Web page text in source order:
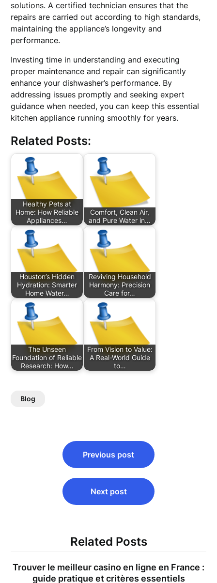
solutions. A certified technician ensures that the
repairs are carried out according to high standards,
maintaining the appliance’s longevity and
performance.
Investing time in understanding and executing
proper maintenance and repair can significantly
enhance your dishwasher’s performance. By
addressing issues promptly and seeking expert
guidance when needed, you can keep this essential
kitchen appliance running smoothly for years.
Related Posts:
Healthy Pets at
Home: How Reliable
Appliances…
Comfort, Clean Air,
and Pure Water in…
Houston’s Hidden
Hydration: Smarter
Home Water…
Reviving Household
Harmony: Precision
Care for…
The Unseen
Foundation of Reliable
Research: How…
From Vision to Value:
A Real-World Guide
to…
Blog
navigation
Previous post
Next post
Related Posts
Trouver le meilleur casino en ligne en France :
guide pratique et critères essentiels